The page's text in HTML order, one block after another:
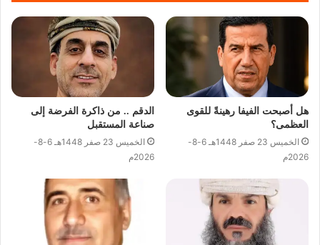
هل أصبحت الفيفا رهينةً للقوى
العظمى؟
الخميس 23 صفر 1448هـ 6-8-
2026م
الدقم .. من ذاكرة الفرضة إلى
صناعة المستقبل
الخميس 23 صفر 1448هـ 6-8-
2026م